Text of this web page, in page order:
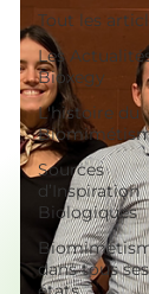
Tout les
Les
Bioxegy
L'histoire du
Sources
d’Inspiration
Biologiques
dans tous ses